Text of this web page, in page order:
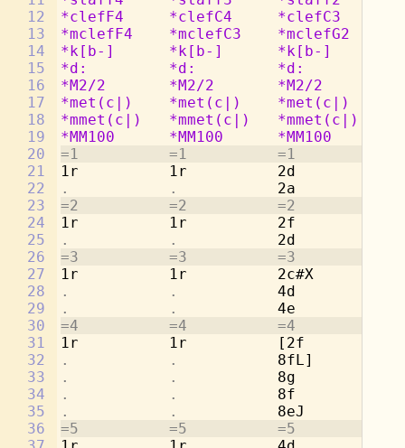
12
13
14
15
16
17
18
19
20
21
22
23
24
25
26
27
28
29
30
31
32
33
34
35
36
*clefF4
*clefC4 *clefC3
*mclefF4
*mclefC3 *mclefG2
*k[b-]
*k[b-] *k[b-]
*d:
*d: *d:
*M2/2
*M2/2 *M2/2
*met(c|)
*met(c|) *met(c|)
*mmet(c|)
*mmet(c|) *mmet(c|)
*MM100
*MM100 *MM100
=1          =1          =1          =1
1r          1r          2d          1r
.           . 2a
=2          =2          =2          =2
1r          1r          2f          1r
.           . 2d
=3          =3          =3          =3
1r          1r          2c#X        1r
.           . 4d
.           . 4e
=4          =4          =4          =4
1r          1r          [2f         1r
.           . 8fL]
.           . 8g
.           . 8f
.           . 8eJ
=5          =5          =5          =5